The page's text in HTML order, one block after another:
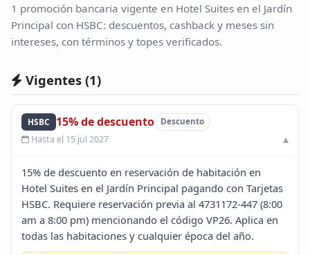
Calculadoras
Promociones
Blog
Infinito
1 promoción bancaria vigente en Hotel Suites en el Jardín
Principal con HSBC: descuentos, cashback y meses sin
intereses, con términos y topes verificados.
Vigentes (1)
HSBC 15% de descuento Descuento
Hasta el 15 jul 2027
15% de descuento en reservación de habitación en
Hotel Suites en el Jardín Principal pagando con Tarjetas
HSBC. Requiere reservación previa al 4731172-447 (8:00
am a 8:00 pm) mencionando el código VP26. Aplica en
todas las habitaciones y cualquier época del año.